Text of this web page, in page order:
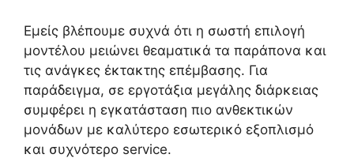
Εμείς βλέπουμε συχνά ότι η σωστή επιλογή
μοντέλου μειώνει θεαματικά τα παράπονα και
τις ανάγκες έκτακτης επέμβασης. Για
παράδειγμα, σε εργοτάξια μεγάλης διάρκειας
συμφέρει η εγκατάσταση πιο ανθεκτικών
μονάδων με καλύτερο εσωτερικό εξοπλισμό
και συχνότερο service.